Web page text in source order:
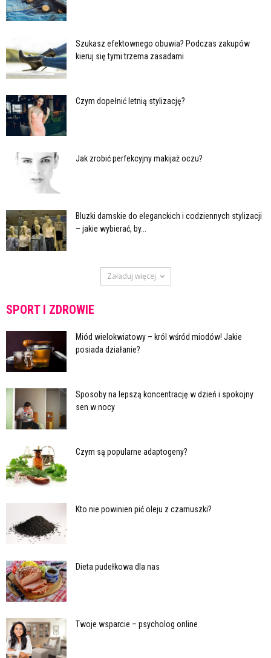
Szukasz efektownego obuwia? Podczas zakupów
kieruj się tymi trzema zasadami
Czym dopełnić letnią stylizację?
Jak zrobić perfekcyjny makijaż oczu?
Bluzki damskie do eleganckich i codziennych stylizacji
– jakie wybierać, by...
Załaduj więcej
SPORT I ZDROWIE
Miód wielokwiatowy – król wśród miodów! Jakie
posiada działanie?
Sposoby na lepszą koncentrację w dzień i spokojny
sen w nocy
Czym są popularne adaptogeny?
Kto nie powinien pić oleju z czarnuszki?
Dieta pudełkowa dla nas
Twoje wsparcie – psycholog online